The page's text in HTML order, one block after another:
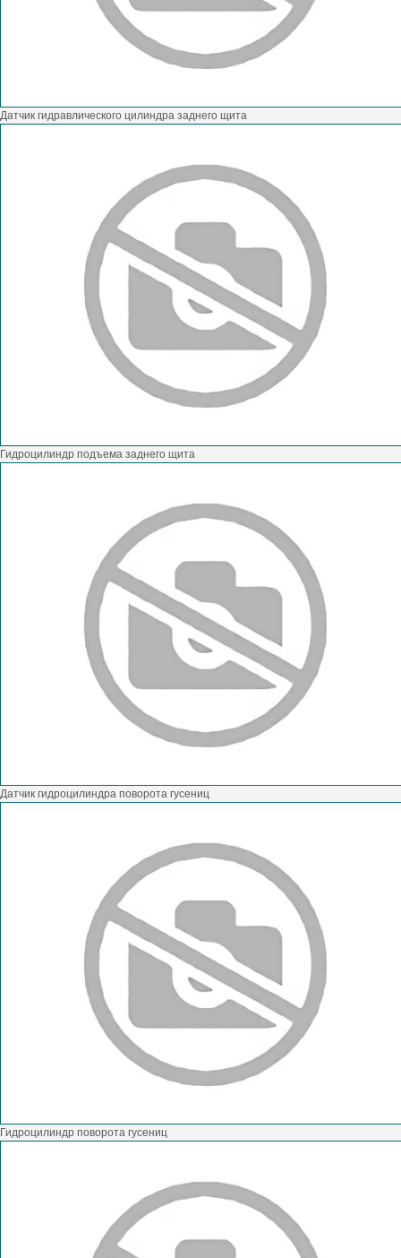
Датчик гидравлического цилиндра заднего щита
Гидроцилиндр подъема заднего щита
Датчик гидроцилиндра поворота гусениц
Гидроцилиндр поворота гусениц